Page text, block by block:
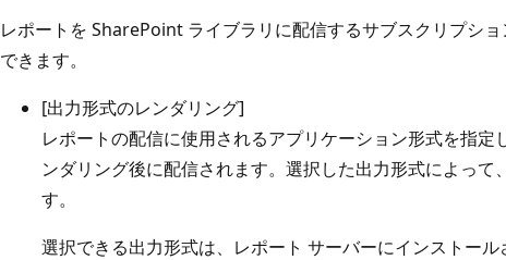
レポートを SharePoint ライブラリに配信するサブスクリプシ
できます。
[出力形式のレンダリング]
レポートの配信に使用されるアプリケーション形式を指定
ンダリング後に配信されます。選択した出力形式によって
す。
選択できる出力形式は、レポート サーバーにインストー